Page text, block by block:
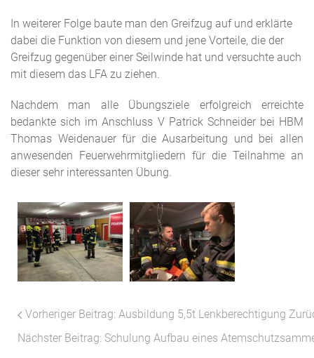
In weiterer Folge baute man den Greifzug auf und erklärte
dabei die Funktion von diesem und jene Vorteile, die der
Greifzug gegenüber einer Seilwinde hat und versuchte auch
mit diesem das LFA zu ziehen.
Nachdem man alle Übungsziele erfolgreich erreichte
bedankte sich im Anschluss V Patrick Schneider bei HBM
Thomas Weidenauer für die Ausarbeitung und bei allen
anwesenden Feuerwehrmitgliedern für die Teilnahme an
dieser sehr interessanten Übung.
Vorheriger Beitrag: Ausbildung 5,5t Lenkberechtigung
Nächster Beitrag: Schulung Aufbau eines